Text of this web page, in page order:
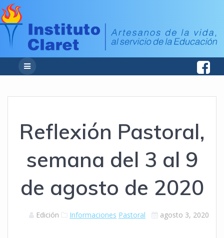
Reflexión Pastoral,
semana del 3 al 9
de agosto de 2020
Edición Informaciones Pastoral agosto 3, 2020